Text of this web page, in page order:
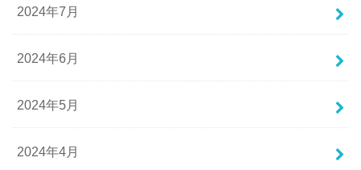
2024年7月
2024年6月
2024年5月
2024年4月